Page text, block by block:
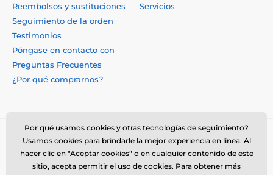
Reembolsos y sustituciones
Seguimiento de la orden
Testimonios
Póngase en contacto con
Preguntas Frecuentes
¿Por qué comprarnos?
Servicios
Por qué usamos cookies y otras tecnologías de seguimiento?
Usamos cookies para brindarle la mejor experiencia en línea. Al
hacer clic en "Aceptar cookies" o en cualquier contenido de este
sitio, acepta permitir el uso de cookies. Para obtener más